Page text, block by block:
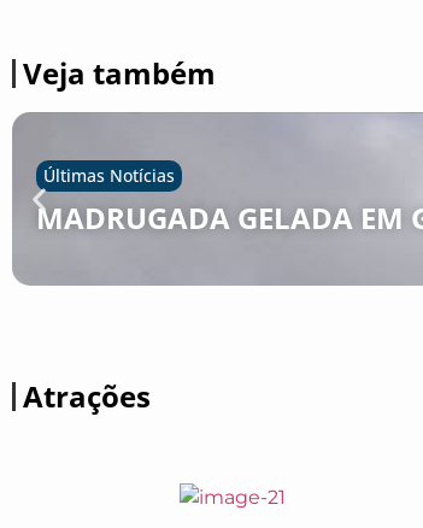
Veja também
Últimas Notícias
MADRUGADA GELADA EM
Atrações